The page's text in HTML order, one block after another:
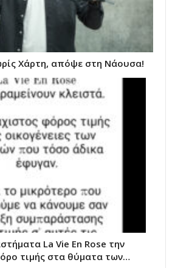
Χάρτη, απόψε στη Νάουσα!
La Vie Εn Rose την
τιμής στα θύματα των…